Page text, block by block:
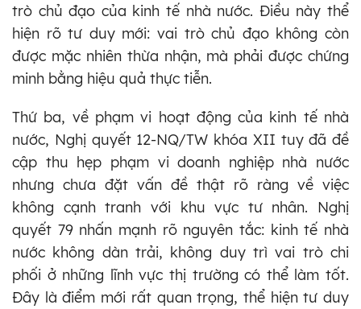
trò chủ đạo của kinh tế nhà nước. Điều này thể
hiện rõ tư duy mới: vai trò chủ đạo không còn
được mặc nhiên thừa nhận, mà phải được chứng
minh bằng hiệu quả thực tiễn.
Thứ ba, về phạm vi hoạt động của kinh tế nhà
nước, Nghị quyết 12-NQ/TW khóa XII tuy đã đề
cập thu hẹp phạm vi doanh nghiệp nhà nước
nhưng chưa đặt vấn đề thật rõ ràng về việc
không cạnh tranh với khu vực tư nhân. Nghị
quyết 79 nhấn mạnh rõ nguyên tắc: kinh tế nhà
nước không dàn trải, không duy trì vai trò chi
phối ở những lĩnh vực thị trường có thể làm tốt.
Đây là điểm mới rất quan trọng, thể hiện tư duy